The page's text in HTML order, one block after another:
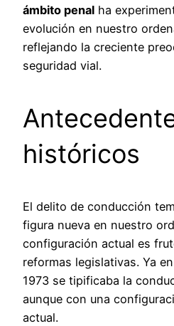
ámbito penal ha
evolución en nuestro
reflejando la creciente
seguridad vial.
históricos
El delito de conducción
figura nueva en nuestro
configuración actual es
reformas legislativas. Ya
1973 se tipificaba la
aunque con una
actual.